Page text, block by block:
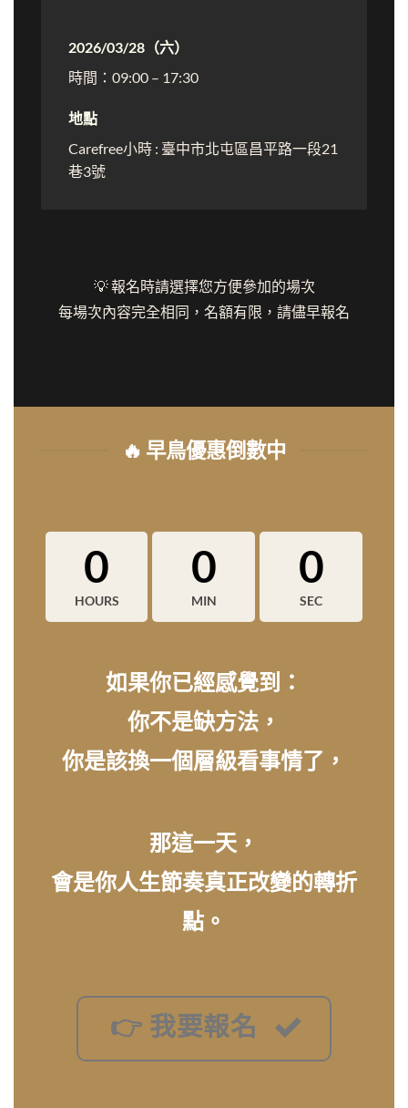
2026/03/28（六）
時間：09:00 – 17:30
地點
Carefree小時 : 臺中市北屯區昌平路一段21
巷3號
💡 報名時請選擇您方便參加的場次
每場次內容完全相同，名額有限，請儘早報名
🔥 早鳥優惠倒數中
0
HOURS
0
MIN
0
SEC
如果你已經感覺到：
你不是缺方法，
你是該換一個層級看事情了，
那這一天，
會是你人生節奏真正改變的轉折
點。
👉 我要報名